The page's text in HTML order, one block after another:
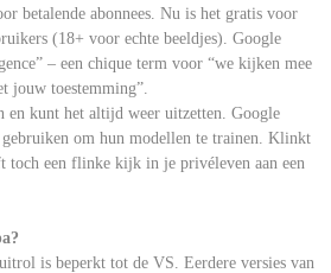
betalende abonnees. Nu is het gratis voor
(18+ voor echte beeldjes). Google
– een chique term voor “we kijken mee
jouw toestemming”.
en kunt het altijd weer uitzetten. Google
om hun modellen te trainen. Klinkt
toch een flinke kijk in je privéleven aan een
is beperkt tot de VS. Eerdere versies van